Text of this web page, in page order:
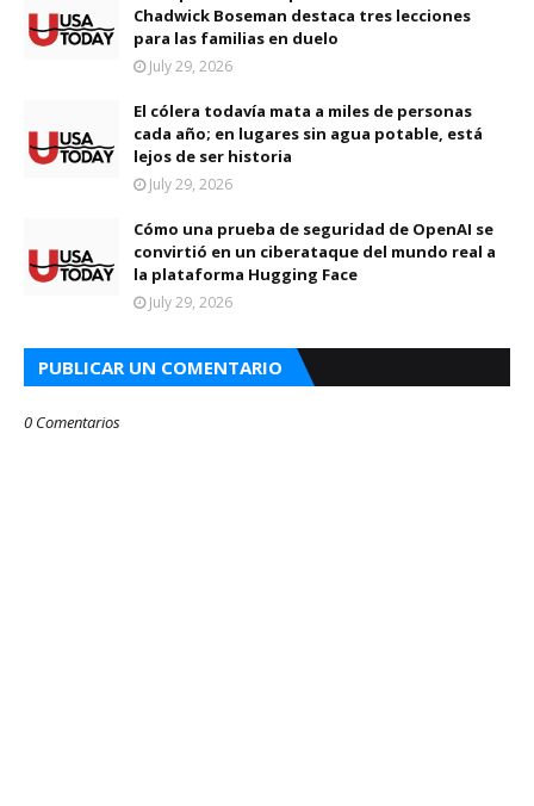
Chadwick Boseman destaca tres lecciones
para las familias en duelo
July 29, 2026
El cólera todavía mata a miles de personas
cada año; en lugares sin agua potable, está
lejos de ser historia
July 29, 2026
Cómo una prueba de seguridad de OpenAI se
convirtió en un ciberataque del mundo real a
la plataforma Hugging Face
July 29, 2026
PUBLICAR UN COMENTARIO
0 Comentarios